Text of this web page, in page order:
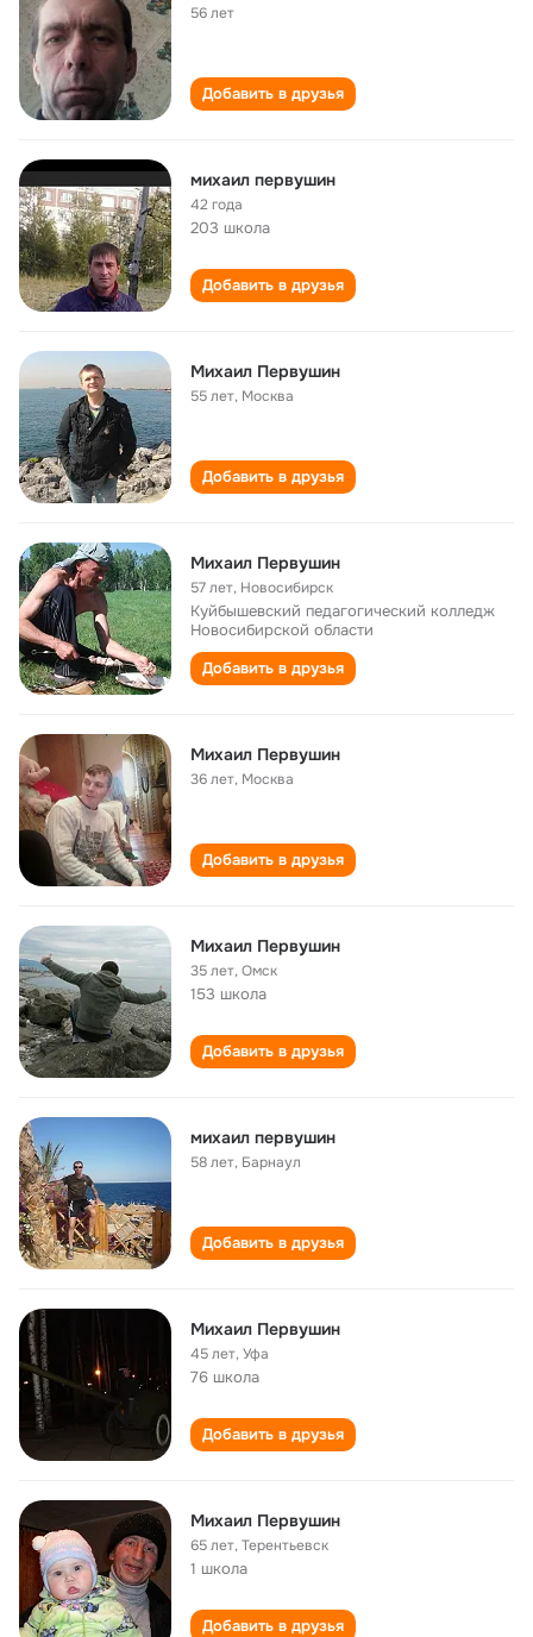
56 лет
Добавить в друзья
михаил первушин
42 года
203 школа
Добавить в друзья
Михаил Первушин
55 лет, Москва
Добавить в друзья
Михаил Первушин
57 лет, Новосибирск
Куйбышевский педагогический колледж
Новосибирской области
Добавить в друзья
Михаил Первушин
36 лет, Москва
Добавить в друзья
Михаил Первушин
35 лет,Омск
153 школа
Добавить в друзья
михаил первушин
58 лет, Барнаул
Добавить в друзья
Михаил Первушин
45 лет,Уфа
76 школа
Добавить в друзья
Михаил Первушин
65 лет,Терентьевск
1 школа
Добавить в друзья